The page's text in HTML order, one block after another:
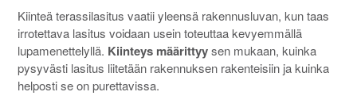
Kiinteä terassilasitus vaatii yleensä rakennusluvan, kun taas
irrotettava lasitus voidaan usein toteuttaa kevyemmällä
lupamenettelyllä. Kiinteys määrittyysen mukaan, kuinka
pysyvästi lasitus liitetään rakennuksen rakenteisiin ja kuinka
helposti se on purettavissa.